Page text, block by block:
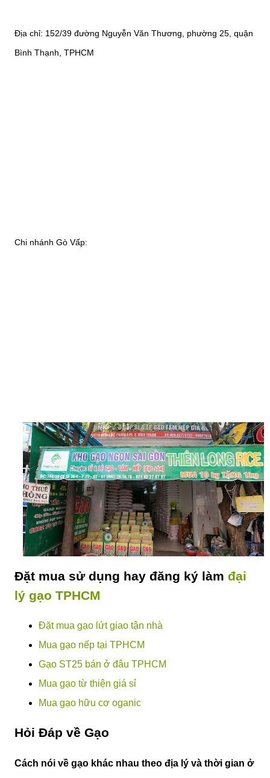
Địa chỉ: 152/39 đường Nguyễn Văn Thương, phường 25, quận
Bình Thạnh, TPHCM
Chi nhánh Gò Vấp:
Đặt mua sử dụng hay đăng ký làm đại
lý gạo TPHCM
Đặt mua gạo lứt giao tận nhà
Mua gạo nếp tại TPHCM
Gạo ST25 bán ở đâu TPHCM
Mua gạo từ thiện giá sỉ
Mua gạo hữu cơ oganic
Hỏi Đáp về Gạo
Cách nói về gạo khác nhau theo địa lý và thời gian ở